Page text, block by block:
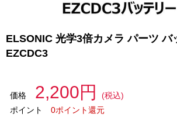
ELSONIC 光学3倍カメラ パーツ バ
EZCDC3
価格 2,200円
(税込)
ポイント
0ポイント還元